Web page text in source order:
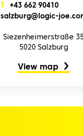
T +4‌3‌ 6‌6‌2‌ 9‌0‌4‌1‌0‌
s‌a‌l‌z‌b‌u‌r‌g‌@l‌o‌g‌i‌c‌-
Siezenheimerstraße
5020 Salzburg
View map